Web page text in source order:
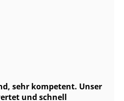
sehr kompetent. Unser
und schnell